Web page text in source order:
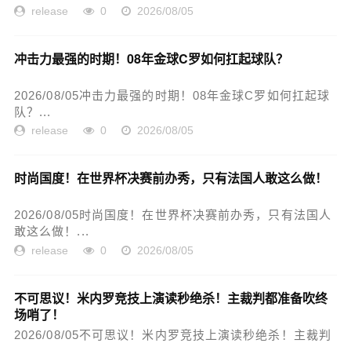
release 0 2026/08/05
冲击力最强的时期！08年金球C罗如何扛起球队？
2026/08/05冲击力最强的时期！08年金球C罗如何扛起球
队？...
release 0 2026/08/05
时尚国度！在世界杯决赛前办秀，只有法国人敢这么做！
2026/08/05时尚国度！在世界杯决赛前办秀，只有法国人
敢这么做！...
release 0 2026/08/05
不可思议！米内罗竞技上演读秒绝杀！主裁判都准备吹终
场哨了！
2026/08/05不可思议！米内罗竞技上演读秒绝杀！主裁判